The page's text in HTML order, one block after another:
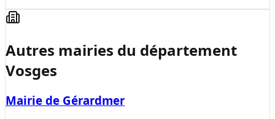
Autres mairies du département
Vosges
Mairie de Gérardmer